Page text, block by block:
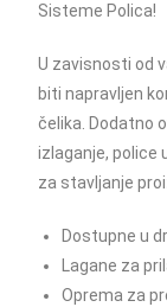
Sisteme Polica!
U zavisnosti od
biti napravljen
čelika. Dodatno
izlaganje, police
za stavljanje
Dostupne u
Lagane za
Oprema za